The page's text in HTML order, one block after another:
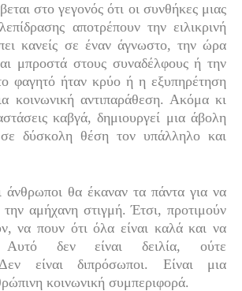
στο γεγονός ότι οι συνθήκες μιας
αποτρέπουν την ειλικρινή
κανείς σε έναν άγνωστο, την ώρα
μπροστά στους συναδέλφους ή την
φαγητό ήταν κρύο ή η εξυπηρέτηση
κοινωνική αντιπαράθεση. Ακόμα κι
καβγά, δημιουργεί μια άβολη
σε δύσκολη θέση τον υπάλληλο και
άνθρωποι θα έκαναν τα πάντα για να
αμήχανη στιγμή. Έτσι, προτιμούν
να πουν ότι όλα είναι καλά και να
Αυτό δεν είναι δειλία, ούτε
Δεν είναι διπρόσωποι. Είναι μια
κοινωνική συμπεριφορά.